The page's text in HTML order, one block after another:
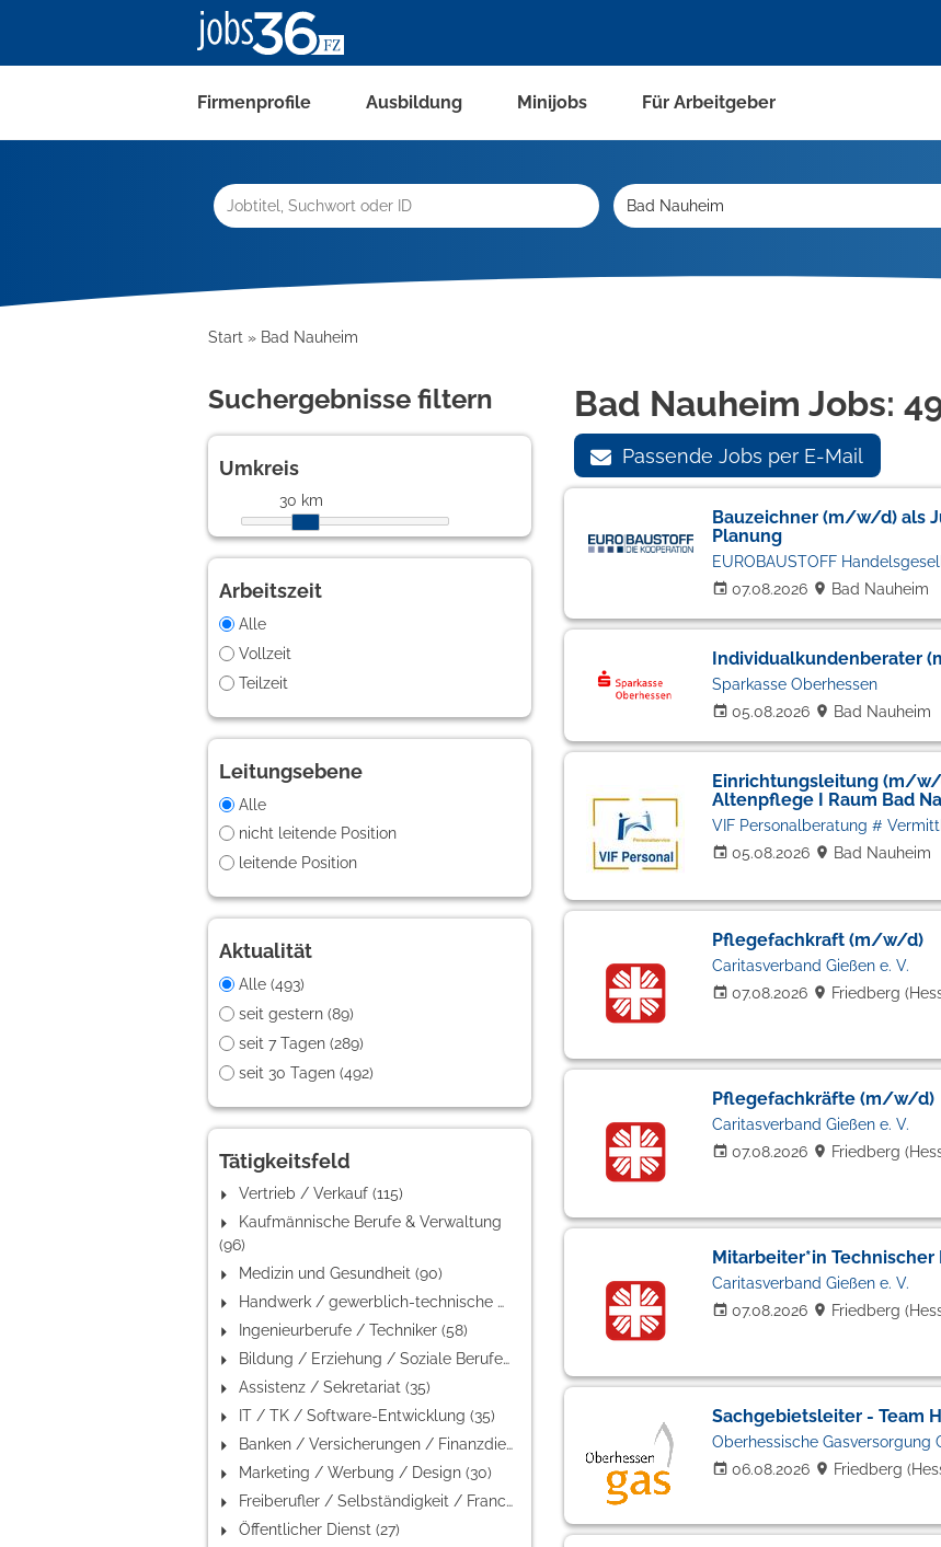
Firmenprofile Ausbildung Minijobs Für Arbeitgeber
Start Bad Nauheim
Suchergebnisse filtern
Umkreis
30 km
Arbeitszeit
Alle
Vollzeit
Teilzeit
Leitungsebene
Alle
nicht leitende Position
leitende Position
Aktualität
Alle (493)
seit gestern (89)
seit 7 Tagen (289)
seit 30 Tagen (492)
Tätigkeitsfeld
Vertrieb / Verkauf (115)
Kaufmännische Berufe & Verwaltung
(96)
Medizin und Gesundheit (90)
Handwerk / gewerblich-technische Berufe (84)
Ingenieurberufe / Techniker (58)
Bildung / Erziehung / Soziale Berufe (38)
Assistenz / Sekretariat (35)
IT / TK / Software-Entwicklung (35)
Banken / Versicherungen / Finanzdienstleister (34)
Marketing / Werbung / Design (30)
Freiberufler / Selbständigkeit / Franchise (30)
Öffentlicher Dienst (27)
Bad Nauheim Jobs:
Passende Jobs per E-Mail
Bauzeichner (m/w/d) als
Planung
07.08.2026
EUROBAUSTOFF
Bad Nauheim
Individualkundenberater
05.08.2026
Sparkasse Oberhessen
Bad Nauheim
Einrichtungsleitung (m/
Altenpflege I Raum Bad
05.08.2026
Bad Nauheim
Pflegefachkraft (m/w/d)
07.08.2026
Caritasverband Gießen e. V.
Friedberg
Pflegefachkräfte (m/w/d)
07.08.2026
Caritasverband Gießen e. V.
Friedberg
Mitarbeiter*in
07.08.2026
Caritasverband Gießen e. V.
Friedberg
Sachgebietsleiter - Team
06.08.2026
Oberhessische Gasversorgung
Friedberg